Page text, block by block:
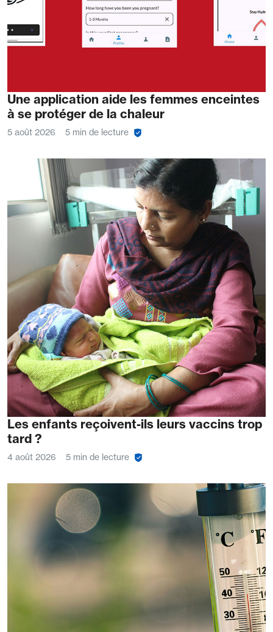
Une application aide les femmes enceintes
à se protéger de la chaleur
5 août 2026 5 min de lecture
Les enfants reçoivent-ils leurs vaccins trop
tard ?
4 août 2026 5 min de lecture